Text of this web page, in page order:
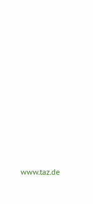
www.taz.de